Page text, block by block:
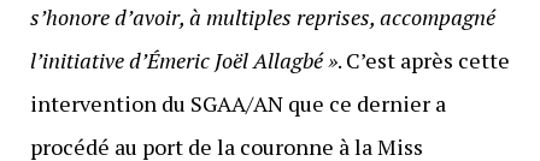
s’honore d’avoir, à multiples reprises, accompagné
l’initiative d’Émeric Joël Allagbé ». C’est après cette
intervention du SGAA/AN que ce dernier a
procédé au port de la couronne à la Miss